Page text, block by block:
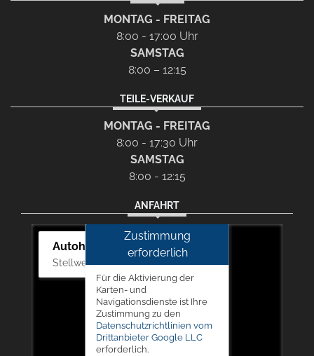
MONTAG - FREITAG
8:00 - 17:00 Uhr
SAMSTAG
8:00 – 12:15
TEILE-VERKAUF
MONTAG - FREITAG
8:00 - 17:30 Uhr
SAMSTAG
8:00 - 12:15
ANFAHRT
Autohaus Picker
Stellwerk 5, 57368 Lennestadt
Zustimmung
erforderlich
Für die Aktivierung der
Karten- und
Navigationsdienste ist Ihre
Zustimmung zu den
Datenschutzrichtlinien vom
Drittanbieter Google LLC
erforderlich.